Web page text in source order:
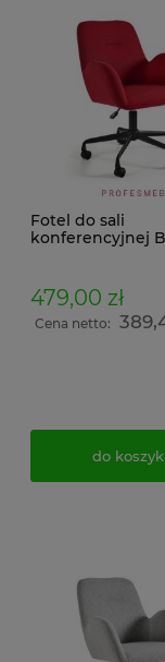
Fotel do sali
konferencyjnej
wysokości
tapicerowane
479,00 zł
Cena netto:
do